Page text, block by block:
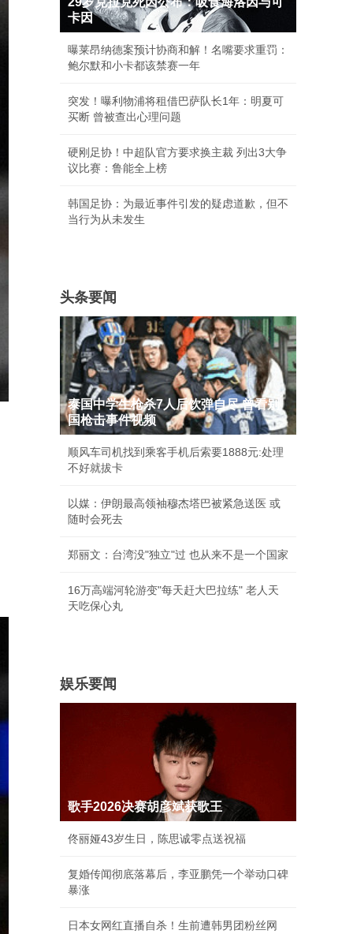
卡因
曝莱昂纳德案预计协商和解！名嘴要求重罚：
鲍尔默和小卡都该禁赛一年
突发！曝利物浦将租借巴萨队长1年：明夏可
买断 曾被查出心理问题
硬刚足协！中超队官方要求换主裁 列出3大争
议比赛：鲁能全上榜
韩国足协：为最近事件引发的疑虑道歉，但不
当行为从未发生
头条要闻
泰国中学生枪杀7人后饮弹自尽 曾看别
国枪击事件视频
顺风车司机找到乘客手机后索要1888元:处理
不好就拔卡
以媒：伊朗最高领袖穆杰塔巴被紧急送医 或
随时会死去
郑丽文：台湾没"独立"过 也从来不是一个国家
16万高端河轮游变"每天赶大巴拉练" 老人天
天吃保心丸
娱乐要闻
歌手2026决赛胡彦斌获歌王
佟丽娅43岁生日，陈思诚零点送祝福
复婚传闻彻底落幕后，李亚鹏凭一个举动口碑
暴涨
日本女网红直播自杀！生前遭韩男团粉丝网